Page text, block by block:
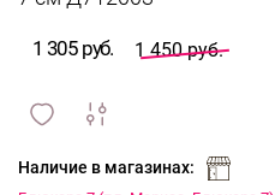
1 305 руб. 1 450 руб.
и
Наличие в магазинах: